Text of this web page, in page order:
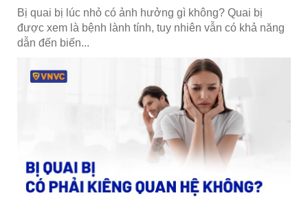
Bị quai bị lúc nhỏ có ảnh hưởng gì không? Quai bị
được xem là bệnh lành tính, tuy nhiên vẫn có khả năng
dẫn đến biến...